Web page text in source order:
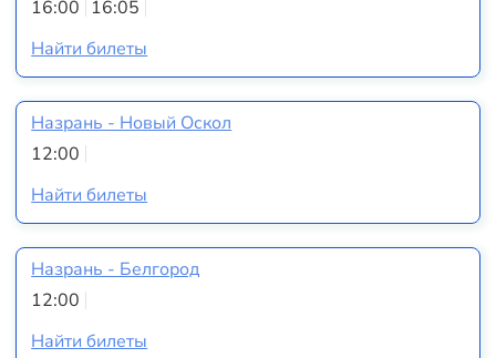
16:00 16:05
Найти билеты
Назрань - Новый Оскол
12:00
Найти билеты
Назрань - Белгород
12:00
Найти билеты